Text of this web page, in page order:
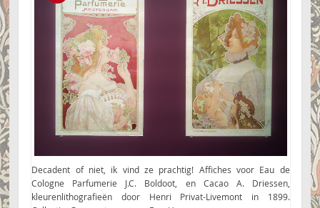
Decadent of niet, ik vind ze prachtig! Affiches voor Eau de
Cologne Parfumerie J.C. Boldoot, en Cacao A. Driessen,
kleurenlithografieën door Henri Privat-Livemont in 1899.